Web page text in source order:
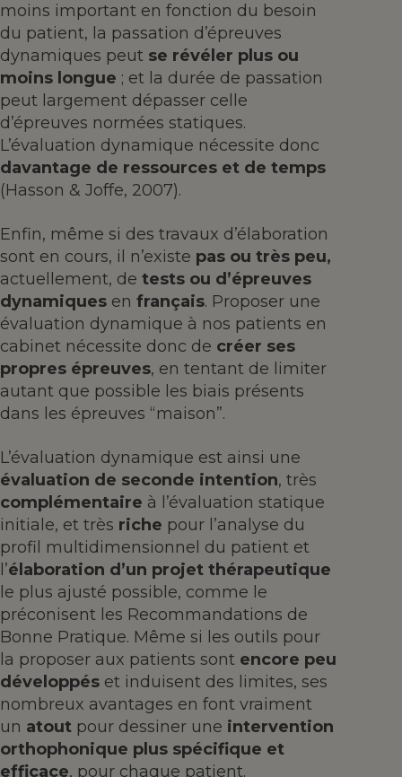
moins important en fonction du besoin
du patient, la passation d’épreuves
dynamiques peut se révéler plus ou
moins longue ; et la durée de passation
peut largement dépasser celle
d’épreuves normées statiques.
L’évaluation dynamique nécessite donc
davantage de ressources et de temps
(Hasson & Joffe, 2007).
Enfin, même si des travaux d’élaboration
sont en cours, il n’existe pas ou très peu,
actuellement, de tests ou d’épreuves
dynamiques en français. Proposer une
évaluation dynamique à nos patients en
cabinet nécessite donc de créer ses
propres épreuves, en tentant de limiter
autant que possible les biais présents
dans les épreuves “maison”.
L’évaluation dynamique est ainsi une
évaluation de seconde intention, très
complémentaire à l’évaluation statique
initiale, et très riche pour l’analyse du
profil multidimensionnel du patient et
l’élaboration d’un projet thérapeutique
le plus ajusté possible, comme le
préconisent les Recommandations de
Bonne Pratique. Même si les outils pour
la proposer aux patients sont encore peu
développés et induisent des limites, ses
nombreux avantages en font vraiment
un atout pour dessiner une intervention
orthophonique plus spécifique et
efficace, pour chaque patient.